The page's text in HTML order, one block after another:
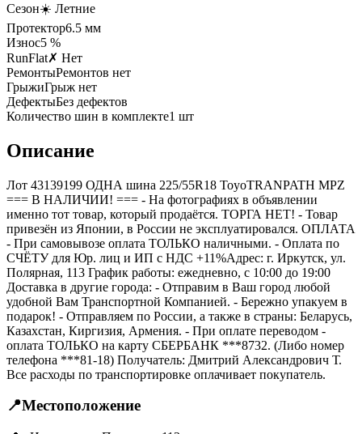
Сезон☀️ Летние
Протектор6.5 мм
Износ5 %
RunFlat✗ Нет
РемонтыРемонтов нет
ГрыжиГрыж нет
ДефектыБез дефектов
Количество шин в комплекте1 шт
Описание
Лот 43139199 ОДНА шина 225/55R18 ToyoTRANPATH MPZ
=== B НАЛИЧИИ! === - На фотографиях в объявлении
именно тот товар, который продаётся. ТОРГА НЕТ! - Товар
привезён из Японии, в России не эксплуатировался. ОПЛАТА
- При самовывозе оплата ТОЛЬКО наличными. - Оплата по
СЧЁТУ для Юр. лиц и ИП с НДС +11%Адрес: г. Иркутск, ул.
Полярная, 113 График работы: ежедневно, с 10:00 до 19:00
Доставка в другие города: - Отправим в Ваш город любой
удобной Вам Транспортной Компанией. - Бережно упакуем в
подарок! - Отправляем по России, а также в страны: Беларусь,
Казахстан, Киргизия, Армения. - При оплате переводом -
оплата ТОЛЬКО на карту СБЕРБАНК ***8732. (Либо номер
телефона ***81-18) Получатель: Дмитрий Александрович Т.
Все расходы по транспортировке оплачивает покупатель.
📍Местоположение